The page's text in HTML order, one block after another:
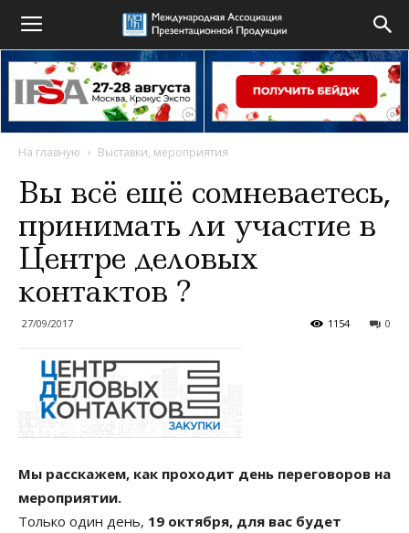
На главную Выставки, мероприятия
Вы всё ещё сомневаетесь,
принимать ли участие в
Центре деловых
контактов ?
27/09/2017 0
1154
Мы расскажем, как проходит день переговоров на
мероприятии.
Только один день, 19 октября, для вас будет